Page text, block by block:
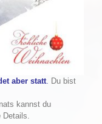
aber statt. Du bist
kannst du
Details.